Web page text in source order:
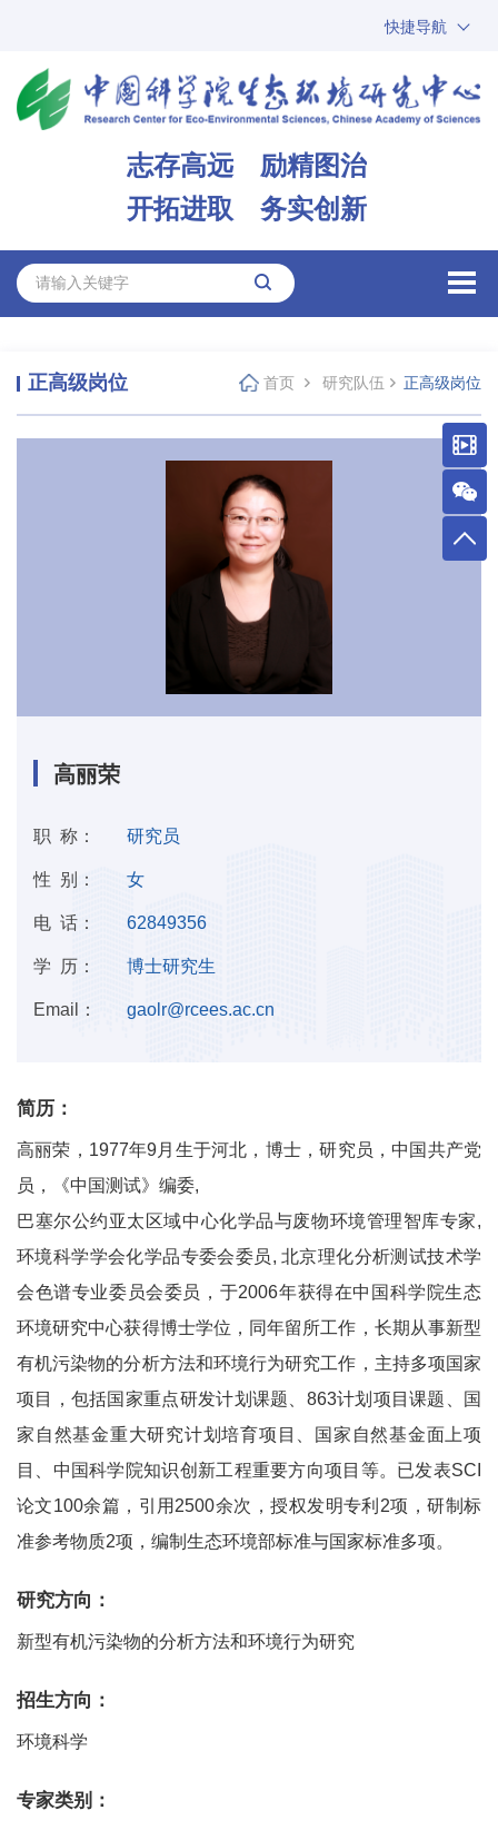
快捷导航
ARP
邮箱
志存高远 励精图治
开拓进取 务实创新
正高级岗位 首页 研究队伍 正高级岗位
高丽荣
职 称： 研究员
性 别： 女
电 话： 62849356
学 历： 博士研究生
Email： gaolr@rcees.ac.cn
简历：
高丽荣，1977年9月生于河北，博士，研究员，中国共产党
员，《中国测试》编委,
巴塞尔公约亚太区域中心化学品与废物环境管理智库专家,
环境科学学会化学品专委会委员, 北京理化分析测试技术学
会色谱专业委员会委员，于2006年获得在中国科学院生态
环境研究中心获得博士学位，同年留所工作，长期从事新型
有机污染物的分析方法和环境行为研究工作，主持多项国家
项目，包括国家重点研发计划课题、863计划项目课题、国
家自然基金重大研究计划培育项目、国家自然基金面上项
目、中国科学院知识创新工程重要方向项目等。已发表SCI
论文100余篇，引用2500余次，授权发明专利2项，研制标
准参考物质2项，编制生态环境部标准与国家标准多项。
研究方向：
新型有机污染物的分析方法和环境行为研究
招生方向：
环境科学
专家类别：